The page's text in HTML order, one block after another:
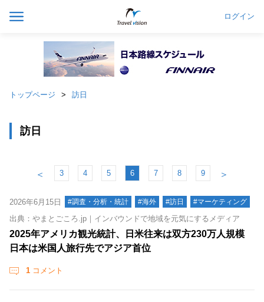
ログイン
トップページ 訪日
訪日
＜ 3 4 5 6 7 8 9 ＞
2026年6月15日 #調査・分析・統計 #海外 #訪日 #マーケティング
出典：やまとごころ.jp｜インバウンドで地域を元気にするメディア
2025年アメリカ観光統計、日米往来は双方230万人規模
日本は米国人旅行先でアジア首位
1 コメント